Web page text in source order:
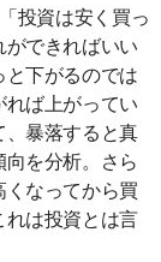
投資は安く買っ
できればいい
下がるのでは
ば上がってい
暴落すると真
を分析。さら
なってから買
は投資とは言